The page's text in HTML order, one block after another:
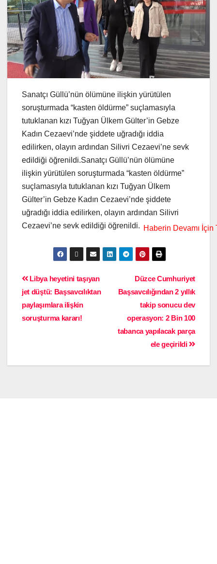
Sanatçı Güllü’nün ölümüne ilişkin yürütülen
soruşturmada “kasten öldürme” suçlamasıyla
tutuklanan kızı Tuğyan Ülkem Gülter’in Gebze
Kadın Cezaevi’nde şiddete uğradığı iddia
edilirken, olayın ardından Silivri Cezaevi’ne sevk
edildiği öğrenildi.Sanatçı Güllü’nün ölümüne
ilişkin yürütülen soruşturmada “kasten öldürme”
suçlamasıyla tutuklanan kızı Tuğyan Ülkem
Gülter’in Gebze Kadın Cezaevi’nde şiddete
uğradığı iddia edilirken, olayın ardından Silivri
Cezaevi’ne sevk edildiği öğrenildi.
Düzce Cumhuriyet
Başsavcılığından 2 yıllık
takip sonucu dev
operasyon: 2 Bin 100
tabanca yapılacak parça
ele geçirildi
Libya heyetini taşıyan
jet düştü: Başsavcılıktan
paylaşımlara ilişkin
soruşturma kararı!